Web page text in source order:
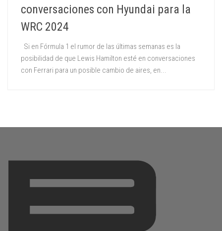
conversaciones con Hyundai para la
WRC 2024
Si en Fórmula 1 el rumor de las últimas semanas es la
posibilidad de que Lewis Hamilton esté en conversaciones
con Ferrari para un posible cambio de aires, en...